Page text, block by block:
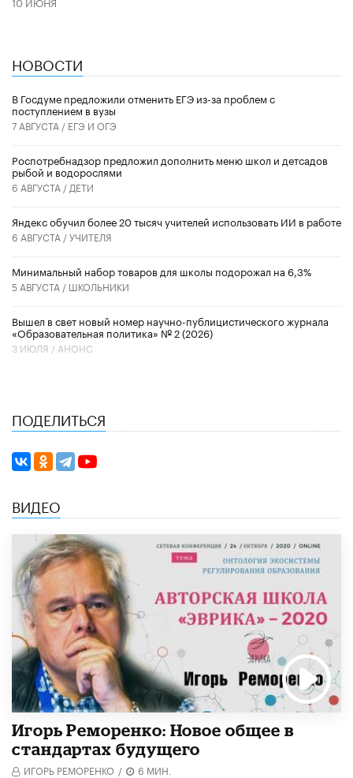
НОВОСТИ
В Госдуме предложили отменить ЕГЭ из-за проблем с
поступлением в вузы
7 АВГУСТА / ЕГЭ И ОГЭ
Роспотребнадзор предложил дополнить меню школ и детсадов
рыбой и водорослями
6 АВГУСТА / ДЕТИ
​Яндекс обучил более 20 тысяч учителей использовать ИИ в работе
6 АВГУСТА /УЧИТЕЛЯ
Минимальный набор товаров для школы подорожал на 6,3%
5 АВГУСТА / ШКОЛЬНИКИ
Вышел в свет новый номер научно-публицистического журнала
«Образовательная политика» № 2 (2026)
3 ИЮЛЯ / АНОНС
ПОДЕЛИТЬСЯ
ВИДЕО
Игорь Реморенко: Новое общее в
стандартах будущего
ИГОРЬ РЕМОРЕНКО / 6 МИН.